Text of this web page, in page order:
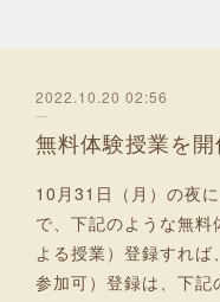
2022.10.20 02:56
無料体験授業を開
10月31日（月）の夜
で、下記のような無
よる授業）登録すれ
参加可）登録は、下